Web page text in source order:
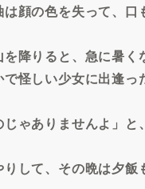
顔の色を失って、口
降りると、急に暑く
怪しい少女に出逢っ
ゃありませんよ」と
して、その晩は夕飯